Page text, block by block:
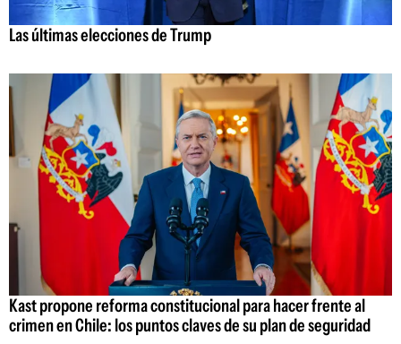
Las últimas elecciones de Trump
Kast propone reforma constitucional para hacer frente al
crimen en Chile: los puntos claves de su plan de seguridad